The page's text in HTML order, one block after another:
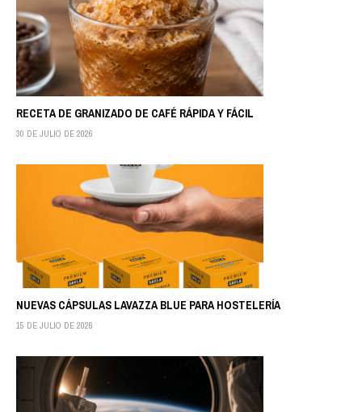
RECETA DE GRANIZADO DE CAFÉ RÁPIDA Y FÁCIL
30 DE JULIO DE 2026
NUEVAS CÁPSULAS LAVAZZA BLUE PARA HOSTELERÍA
15 DE JULIO DE 2026